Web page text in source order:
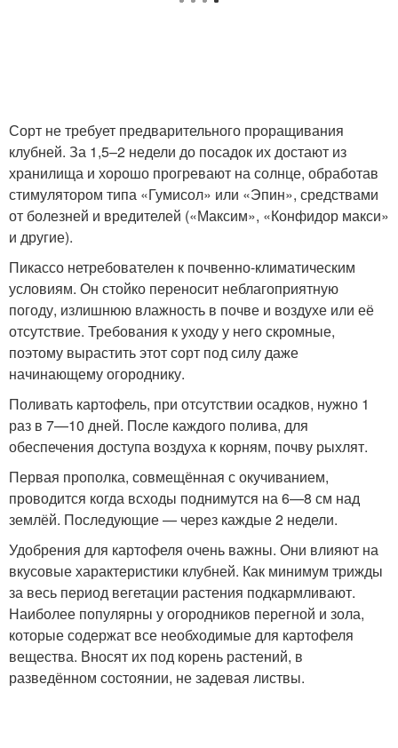
Сорт не требует предварительного проращивания
клубней. За 1,5–2 недели до посадок их достают из
хранилища и хорошо прогревают на солнце, обработав
стимулятором типа «Гумисол» или «Эпин», средствами
от болезней и вредителей («Максим», «Конфидор макси»
и другие).
Пикассо нетребователен к почвенно-климатическим
условиям. Он стойко переносит неблагоприятную
погоду, излишнюю влажность в почве и воздухе или её
отсутствие. Требования к уходу у него скромные,
поэтому вырастить этот сорт под силу даже
начинающему огороднику.
Поливать картофель, при отсутствии осадков, нужно 1
раз в 7—10 дней. После каждого полива, для
обеспечения доступа воздуха к корням, почву рыхлят.
Первая прополка, совмещённая с окучиванием,
проводится когда всходы поднимутся на 6—8 см над
землёй. Последующие — через каждые 2 недели.
Удобрения для картофеля очень важны. Они влияют на
вкусовые характеристики клубней. Как минимум трижды
за весь период вегетации растения подкармливают.
Наиболее популярны у огородников перегной и зола,
которые содержат все необходимые для картофеля
вещества. Вносят их под корень растений, в
разведённом состоянии, не задевая листвы.